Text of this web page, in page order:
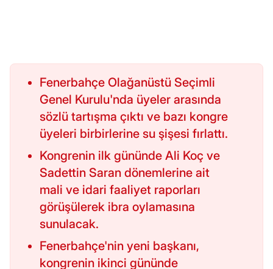
Fenerbahçe Olağanüstü Seçimli
Genel Kurulu'nda üyeler arasında
sözlü tartışma çıktı ve bazı kongre
üyeleri birbirlerine su şişesi fırlattı.
Kongrenin ilk gününde Ali Koç ve
Sadettin Saran dönemlerine ait
mali ve idari faaliyet raporları
görüşülerek ibra oylamasına
sunulacak.
Fenerbahçe'nin yeni başkanı,
kongrenin ikinci gününde